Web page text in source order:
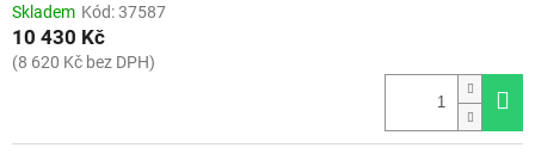
Skladem Kód:37587
10 430 Kč
(8 620 Kč bez DPH)